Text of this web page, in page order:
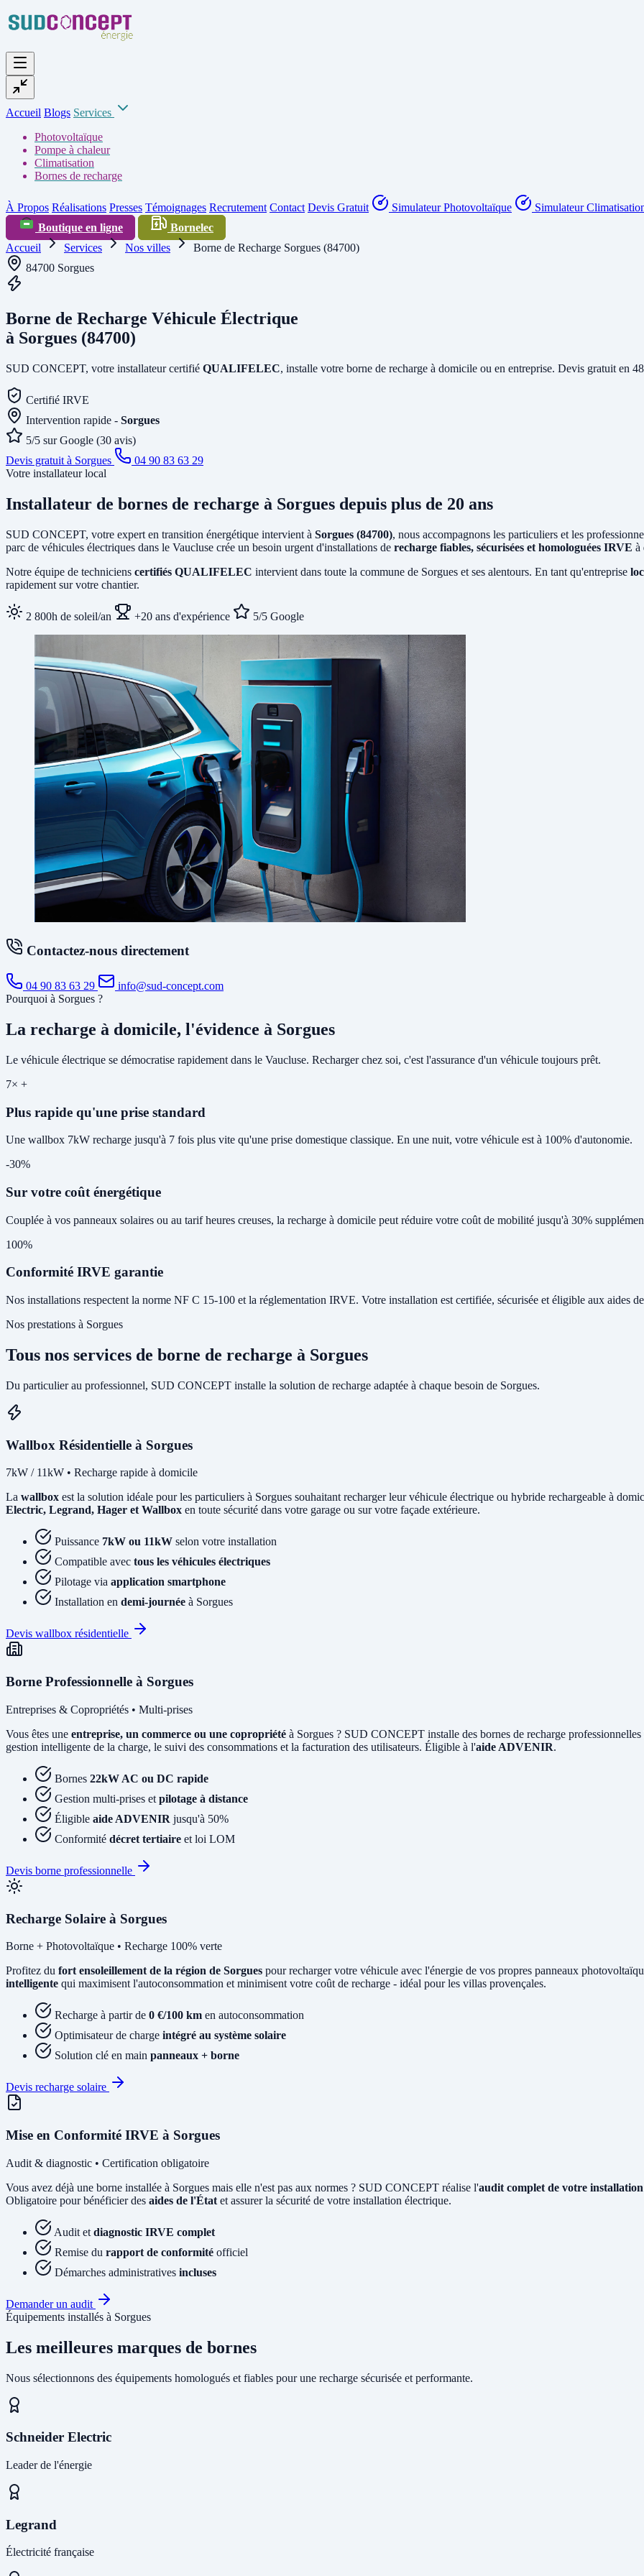
Accueil Blogs Services
Photovoltaïque
Pompe à chaleur
Climatisation
Bornes de recharge
À Propos Réalisations Presses Témoignages Recrutement Contact Devis Gratuit Simulateur Photovoltaïque Simulateur
Boutique en ligne
Bornelec
Accueil
Services Nos villes
Borne de Recharge Sorgues (84700)
84700 Sorgues
Borne de Recharge Véhicule Électrique
à Sorgues (84700)
SUD CONCEPT, votre installateur certifié QUALIFELEC, installe votre borne de recharge à domicile ou en entreprise. Devis gratuit en
Certifié IRVE
Intervention rapide - Sorgues
5/5 sur Google (30 avis)
Devis gratuit à Sorgues
04 90 83 63 29
Votre installateur local
Installateur de bornes de recharge à Sorgues depuis plus de 20 ans
SUD CONCEPT, votre expert en transition énergétique intervient à Sorgues (84700), nous accompagnons les particuliers et les
parc de véhicules électriques dans le Vaucluse crée un besoin urgent d'installations de recharge fiables, sécurisées et homologuées IRVE à
Notre équipe de techniciens certifiés QUALIFELEC intervient dans toute la commune de Sorgues et ses alentours. En tant qu'entreprise
rapidement sur votre chantier.
2 800h de soleil/an +20 ans d'expérience 5/5 Google
Contactez-nous directement
04 90 83 63 29
info@sud-concept.com
Pourquoi à Sorgues ?
La recharge à domicile, l'évidence à Sorgues
Le véhicule électrique se démocratise rapidement dans le Vaucluse. Recharger chez soi, c'est l'assurance d'un véhicule toujours prêt.
7× +
Plus rapide qu'une prise standard
Une wallbox 7kW recharge jusqu'à 7 fois plus vite qu'une prise domestique classique. En une nuit, votre véhicule est à 100% d'autonomie.
-30%
Sur votre coût énergétique
Couplée à vos panneaux solaires ou au tarif heures creuses, la recharge à domicile peut réduire votre coût de mobilité jusqu'à 30%
100%
Conformité IRVE garantie
Nos installations respectent la norme NF C 15-100 et la réglementation IRVE. Votre installation est certifiée, sécurisée et éligible aux aides
Nos prestations à Sorgues
Tous nos services de borne de recharge à Sorgues
Du particulier au professionnel, SUD CONCEPT installe la solution de recharge adaptée à chaque besoin de Sorgues.
Wallbox Résidentielle à Sorgues
7kW / 11kW • Recharge rapide à domicile
La wallbox est la solution idéale pour les particuliers à Sorgues souhaitant recharger leur véhicule électrique ou hybride rechargeable à
Electric, Legrand, Hager et Wallbox en toute sécurité dans votre garage ou sur votre façade extérieure.
Puissance 7kW ou 11kW selon votre installation
Compatible avec tous les véhicules électriques
Pilotage via application smartphone
Installation en demi-journée à Sorgues
Devis wallbox résidentielle
Borne Professionnelle à Sorgues
Entreprises & Copropriétés • Multi-prises
Vous êtes une entreprise, un commerce ou une copropriété à Sorgues ? SUD CONCEPT installe des bornes de recharge professionnelles
gestion intelligente de la charge, le suivi des consommations et la facturation des utilisateurs. Éligible à l'aide ADVENIR.
Bornes 22kW AC ou DC rapide
Gestion multi-prises et pilotage à distance
Éligible aide ADVENIR jusqu'à 50%
Conformité décret tertiaire et loi LOM
Devis borne professionnelle
Recharge Solaire à Sorgues
Borne + Photovoltaïque • Recharge 100% verte
Profitez du fort ensoleillement de la région de Sorgues pour recharger votre véhicule avec l'énergie de vos propres panneaux
intelligente qui maximisent l'autoconsommation et minimisent votre coût de recharge - idéal pour les villas provençales.
Recharge à partir de 0 €/100 km en autoconsommation
Optimisateur de charge intégré au système solaire
Solution clé en main panneaux + borne
Devis recharge solaire
Mise en Conformité IRVE à Sorgues
Audit & diagnostic • Certification obligatoire
Vous avez déjà une borne installée à Sorgues mais elle n'est pas aux normes ? SUD CONCEPT réalise l'audit complet de votre
Obligatoire pour bénéficier des aides de l'État et assurer la sécurité de votre installation électrique.
Audit et diagnostic IRVE complet
Remise du rapport de conformité officiel
Démarches administratives incluses
Demander un audit
Équipements installés à Sorgues
Les meilleures marques de bornes
Nous sélectionnons des équipements homologués et fiables pour une recharge sécurisée et performante.
Schneider Electric
Leader de l'énergie
Legrand
Électricité française